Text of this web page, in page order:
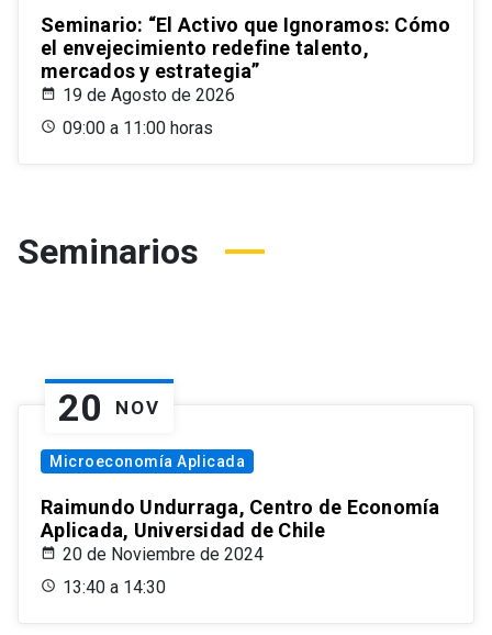
Seminario: “El Activo que Ignoramos: Cómo
el envejecimiento redefine talento,
mercados y estrategia”
19 de Agosto de 2026
09:00 a 11:00 horas
Seminarios
20 NOV
Microeconomía Aplicada
Raimundo Undurraga, Centro de Economía
Aplicada, Universidad de Chile
20 de Noviembre de 2024
13:40 a 14:30